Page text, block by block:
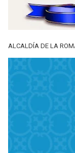
ALCALDÍA DE LA